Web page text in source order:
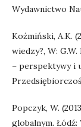
Wydawnictwo
Koźmiński, A.K.
wiedzy?, W:
– perspektywy i
Popczyk, W.
globalnym. Łódź: